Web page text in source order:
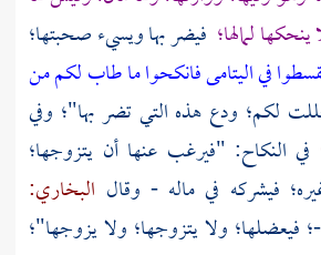
لمالها؛ فيضر بها ويسيء صحبتها؛
في اليتامى فانكحوا ما طاب لكم من
لكم؛ ودع هذه التي تضر بها"؛ وفي
في النكاح: "فيرغب عنها أن يتزوجها؛
فيشركه في ماله - وقال البخاري:
فيعضلها؛ ولا يتزوجها؛ ولا يزوجها"؛